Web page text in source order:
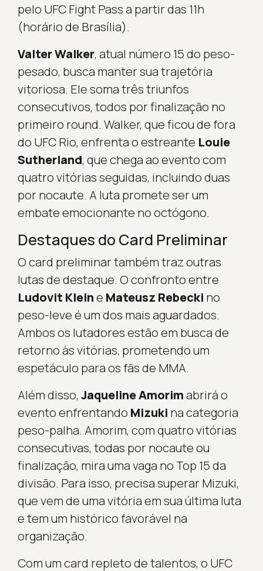
pelo UFC Fight Pass a partir das 11h
(horário de Brasília).
Valter Walker, atual número 15 do peso-
pesado, busca manter sua trajetória
vitoriosa. Ele soma três triunfos
consecutivos, todos por finalização no
primeiro round. Walker, que ficou de fora
do UFC Rio, enfrenta o estreante Louie
Sutherland, que chega ao evento com
quatro vitórias seguidas, incluindo duas
por nocaute. A luta promete ser um
embate emocionante no octógono.
Destaques do Card Preliminar
O card preliminar também traz outras
lutas de destaque. O confronto entre
Ludovit Kleine Mateusz Rebecki no
peso-leve é um dos mais aguardados.
Ambos os lutadores estão em busca de
retorno às vitórias, prometendo um
espetáculo para os fãs de MMA.
Além disso, Jaqueline Amorimabrirá o
evento enfrentando Mizuki na categoria
peso-palha. Amorim, com quatro vitórias
consecutivas, todas por nocaute ou
finalização, mira uma vaga no Top 15 da
divisão. Para isso, precisa superar Mizuki,
que vem de uma vitória em sua última luta
e tem um histórico favorável na
organização.
Com um card repleto de talentos, o UFC